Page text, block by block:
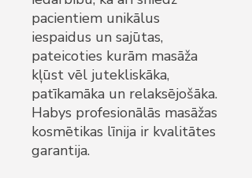
pacientiem unikālus
iespaidus un sajūtas,
pateicoties kurām masāža
kļūst vēl jutekliskāka,
patīkamāka un relaksējošāka.
Habys profesionālās masāžas
kosmētikas līnija ir kvalitātes
garantija.